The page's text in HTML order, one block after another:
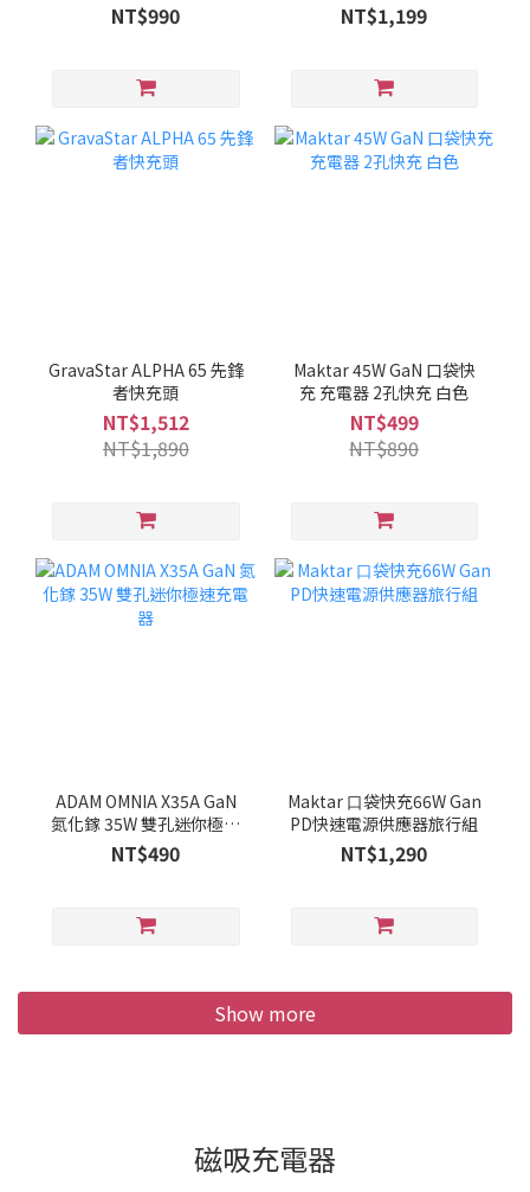
NT$990 NT$1,199
GravaStar ALPHA 65 先鋒
者快充頭
NT$1,512
NT$1,890
Maktar 45W GaN 口袋快
充 充電器 2孔快充 白色
NT$499
NT$890
ADAM OMNIA X35A GaN
氮化鎵 35W 雙孔迷你極速
充電器
NT$490
Maktar ⼝袋快充66W Gan
PD快速電源供應器旅行組
NT$1,290
Show more
磁吸充電器